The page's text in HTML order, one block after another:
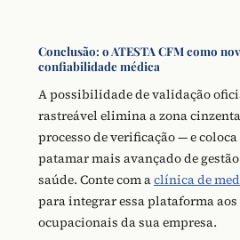
Conclusão: o ATESTA CFM como
confiabilidade médica
A possibilidade de validação
rastreável elimina a zona
processo de verificação — e
patamar mais avançado de
saúde. Conte com aclínica de
para integrar essa plataforma aos
ocupacionais da sua empresa.